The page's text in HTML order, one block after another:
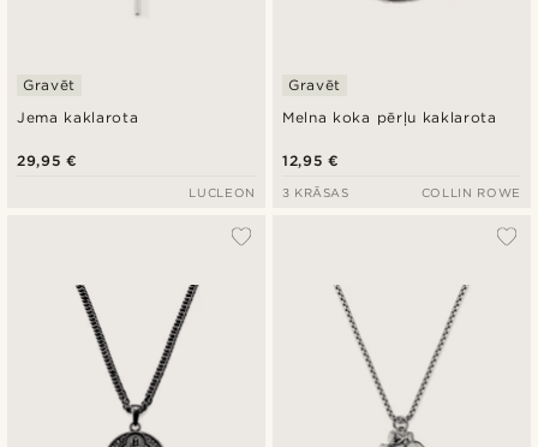
Jema kaklarota
Gravēt
29,95 €
LUCLEON
Melna koka pērļu kaklarota
Gravēt
12,95 €
3 KRĀSAS COLLIN ROWE